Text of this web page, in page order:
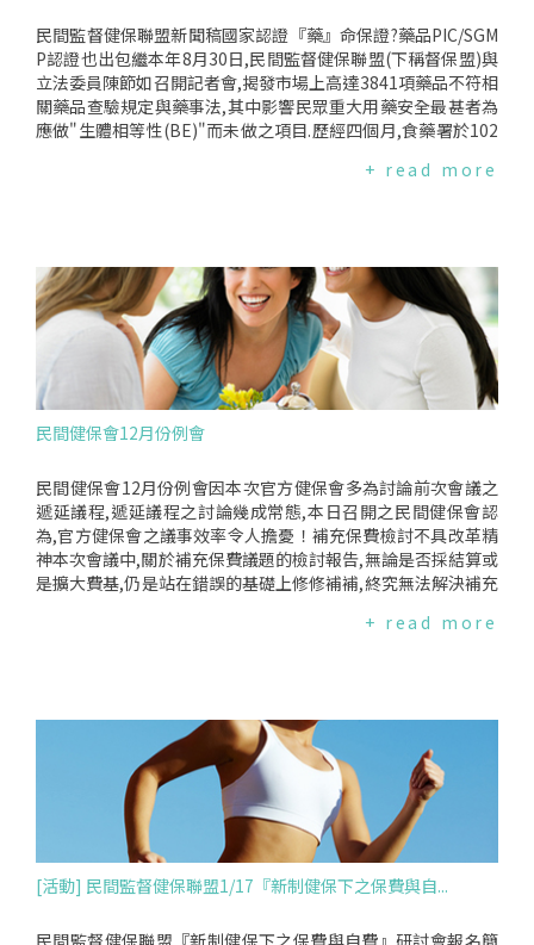
次會議前三天公開向健保會政策建議,至少19項,分別為健保會組
織運作機制與擴大參與、制作ＶＯＤ與開放旁聽之資訊公開、
總額協商之人數與幕僚與醫界實質對等機制、專案計劃管理、
維護民眾權益之部分負擔調整案、保費制度與投保類目之改
革、醫院財報應全數公開、醫療品質資訊的民眾可近性應提高,
總額協商應尊重健保會協商結論、總額專案計畫管理事項之稽
未能回應民間健保會期待外,包含與民眾監督和權益息息相關的
資訊公開三個議案(制作ＶＯＤ與開放旁聽、醫院財報應全數公
開、醫療品質資訊的民眾可近性應提高),及民怨高昂的補充保費
改革或IC卡改革均淪為紙上談兵、議而不決,即使有決議,亦決而
不行,形成健保會難以監督相關單位政策落實的程度,而關乎全民
的部分負擔調整案,更變形為『抑制醫療資源不當耗用』的辦法,
幾乎完全放棄實質監督的權利,竟授權健保署分區自行訂定方案,
其中包括可能不給付部分醫療服務、提高部分負擔、限制用藥
損及民眾權益.我們呼籲健保會在新的一年,應更明確定義健保會
定位,除諮詢功能與總額協商外,應發揮政策指導與業務監理的功
能,以保障民眾權益,特別是關乎健保制度永續之保費制度、使健
保資源更有效率之IC卡改革等重大保險政策的制定,以免健保會
僅淪為總額分配或政策的橡皮圖章,聊備一格！
民間監督健保聯盟新聞稿國家認證『藥』命保證?藥品PIC/SGM
P認證也出包繼本年8月30日,民間監督健保聯盟(下稱督保盟)與
立法委員陳節如召開記者會,揭發市場上高達3841項藥品不符相
關藥品查驗規定與藥事法,其中影響民眾重大用藥安全最甚者為
應做"生體相等性(BE)"而未做之項目.歷經四個月,食藥署於102
有21項藥品待查.今日督保盟再度召開記者會,揭露此33項藥品
品PIC/SGMP品質認證也出包！PIC/SGMP為96年12月19日公告
實施之藥品優良製造作業規範,通過PIC/SGMP認證者,其健保給
付甚至高於沒有認證者,而103年12月31日止,若藥廠未能取得PI
C/SGMP認證,將無法在台製造銷售任何藥品.然而這個表面看似
嚴謹的品質認證,卻無品質保證！督保盟發現食藥署此波公佈33
項違規須重新執行BE藥品中,共計11家藥廠生產,其中竟有十家
藥廠、高達九成一為藥品PIC/SGMP或GMP品質認證藥廠,占總
認證家數15.8%令人駭然！(截至12月24日止,食藥署認證之PI
示,PIC/SGMP認證之9家藥廠分別為南光、五洲、瑞士、大豐、
瑞安、永勝、美時、健喬信元醫藥生技、培力等9家,而具一般G
MP認證者為國嘉製藥,另一瑩碩生技製藥則尚未取得PIC/SGMP
認證.其中南光化學製藥在33項藥品中更佔了13項,五洲則是7項
藥品,分居一、二名.藥品PIC/SGMP原本是優良廠商認證,如今卻
證！為保國人用藥安全,且建立PIC/SGMP認證威信,督保盟呼籲,
也有PIC/SGMP認證,一併納入監視與撤證評估名單中,否則如何
重拾國人信心？應重新執行ＢＥ之藥品,應立即下架12月3日食
藥署召開記者會公佈需重新執行BE之33項名單,當日媒體普遍
報導為『下架』,然而事實不然,食藥署於12月9日發函給健保署
及各地衛生局、相關醫師與藥師公會與藥廠等,公文中認定此33
項藥品雖『須重新執行ＢＥ試驗,以確認與變更前吸收無差異』,
但『安全無虞』,除未依法要求『下架』外,僅提醒醫師『儘速替
正在使用該等藥品之病人尋找其他適當之替代藥品』.因此導致
劑該等藥品外,此33項藥品至今仍在市場上持續流通,而其中高達
+ read more
民間健保會12月份例會
民間健保會12月份例會因本次官方健保會多為討論前次會議之
遞延議程,遞延議程之討論幾成常態,本日召開之民間健保會認
為,官方健保會之議事效率令人擔憂！補充保費檢討不具改革精
神本次會議中,關於補充保費議題的檢討報告,無論是否採結算或
是擴大費基,仍是站在錯誤的基礎上修修補補,終究無法解決補充
法,朝向家戶總所得邁進.民眾自費項目宜納入管理另,民眾自費
科技醫材之差額給付應與民眾自付差額上限管理同步實施,以保
障民眾權益,不能任由市場喊價！抑制資源不當耗用方案恐過度
授權本次健保署重提包含提高意致資源不當耗用改善方案,然而
與前次不同的是,部分負擔的增加因各界反對而刪除,然而其他改
善方案,如高耗用醫療管控方案、藥費管制措施及訂定不予支付
指標等,完全要求必須空白授權給健保署各分區業務組『自行訂
定』,與去年東區業務組與今年10月中區業務組分別就精神科病
人管制醫療及藥費之方案理由如出一轍,為保障病人權益,且避免
案後,再行討論！歲末年終,民間健保會謝謝大家一年來的支持,
+ read more
[活動] 民間監督健保聯盟1/17『新制健保下之保費與自...
民間監督健保聯盟『新制健保下之保費與自費』研討會報名簡